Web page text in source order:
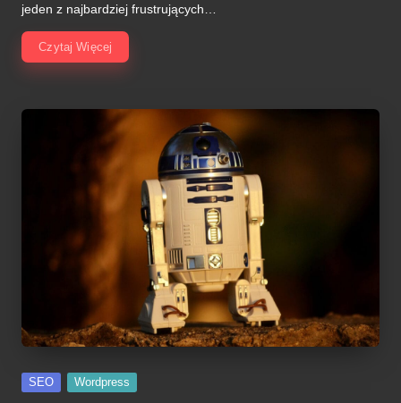
jeden z najbardziej frustrujących…
Czytaj Więcej
Posted
SEO Wordpress